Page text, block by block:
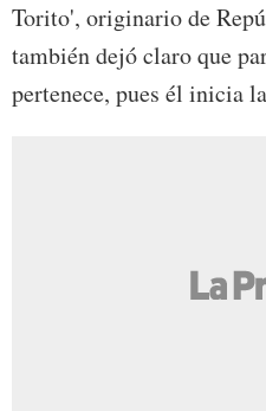
Torito', originario de
también dejó claro que
pertenece, pues él inicia